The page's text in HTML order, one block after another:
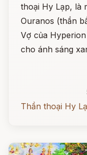
thoại Hy Lạp, là
Ouranos (thần
Vợ của
cho ánh sáng
Thần thoại Hy